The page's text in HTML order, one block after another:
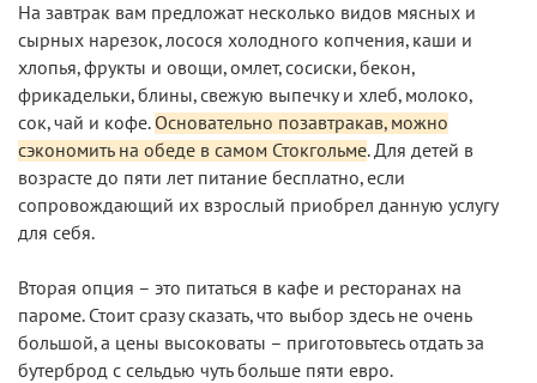
На завтрак вам предложат несколько видов мясных и
сырных нарезок, лосося холодного копчения, каши и
хлопья, фрукты и овощи, омлет, сосиски, бекон,
фрикадельки, блины, свежую выпечку и хлеб, молоко,
сок, чай и кофе. Основательно позавтракав, можно
сэкономить на обеде в самом Стокгольме. Для детей в
возрасте до пяти лет питание бесплатно, если
сопровождающий их взрослый приобрел данную услугу
для себя.
Вторая опция – это питаться в кафе и ресторанах на
пароме. Стоит сразу сказать, что выбор здесь не очень
большой, а цены высоковаты – приготовьтесь отдать за
бутерброд с сельдью чуть больше пяти евро.